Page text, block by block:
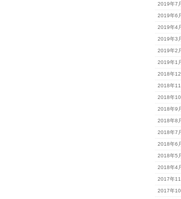
2019年7
2019年6
2019年4
2019年3
2019年2
2019年1
2018年12
2018年11
2018年10
2018年9
2018年8
2018年7
2018年6
2018年5
2018年4
2017年11
2017年10